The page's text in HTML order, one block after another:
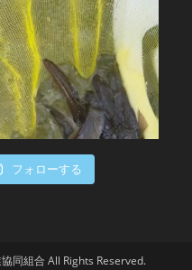
フォローする
同組合 All Rights Reserved.